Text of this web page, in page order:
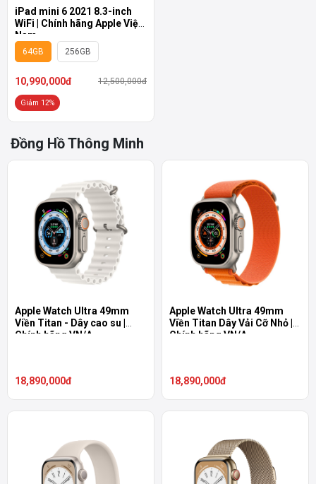
iPad mini 6 2021 8.3-inch
WiFi | Chính hãng Apple Việt
Nam
64GB 256GB
10,990,000đ 12,500,000đ
Giảm 12%
Đồng Hồ Thông Minh
Apple Watch Ultra 49mm
Viền Titan - Dây cao su |
Chính hãng VN/A
18,890,000đ
Apple Watch Ultra 49mm
Viền Titan Dây Vải Cỡ Nhỏ |
Chính hãng VN/A
18,890,000đ